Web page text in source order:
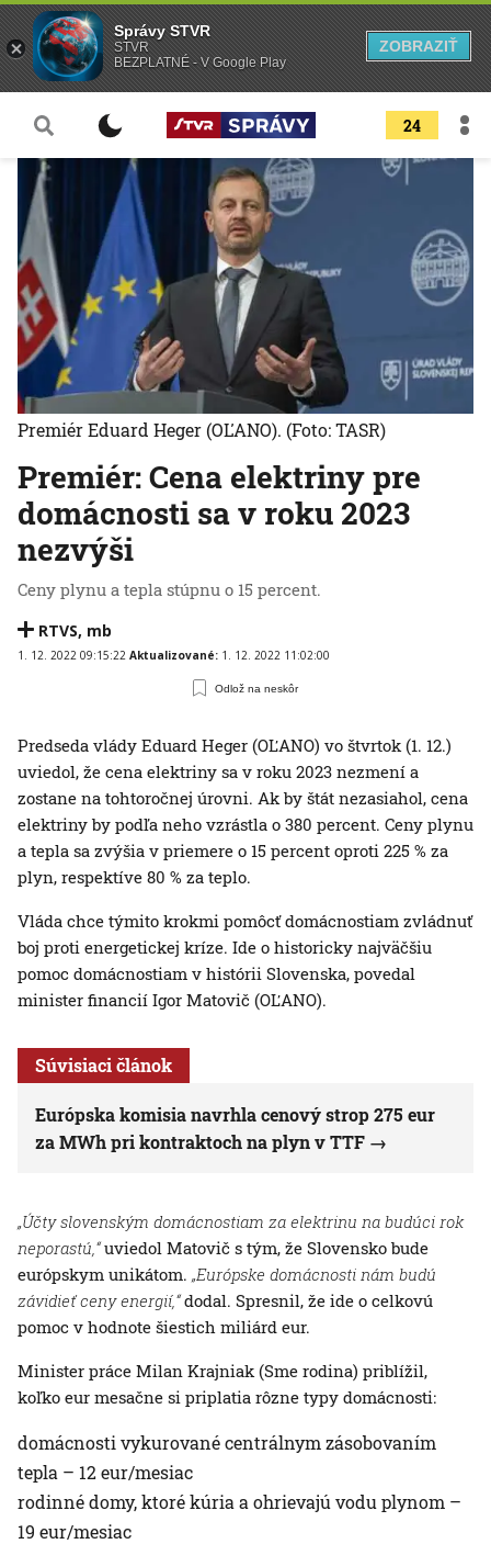
24
Premiér: Cena elektriny pre
domácnosti sa v roku 2023
nezvýši
Ceny plynu a tepla stúpnu o 15 percent.
RTVS, mb
1. 12. 2022 09:15:22 Aktualizované: 1. 12. 2022 11:02:00
Odlož na neskôr
Premiér Eduard Heger (OĽANO). (Foto: TASR)
Predseda vlády Eduard Heger (OĽANO) vo štvrtok (1. 12.)
uviedol, že cena elektriny sa v roku 2023 nezmení a
zostane na tohtoročnej úrovni. Ak by štát nezasiahol, cena
elektriny by podľa neho vzrástla o 380 percent. Ceny plynu
a tepla sa zvýšia v priemere o 15 percent oproti 225 % za
plyn, respektíve 80 % za teplo.
Vláda chce týmito krokmi pomôcť domácnostiam zvládnuť
boj proti energetickej kríze. Ide o historicky najväčšiu
pomoc domácnostiam v histórii Slovenska, povedal
minister financií Igor Matovič (OĽANO).
Súvisiaci článok
Európska komisia navrhla cenový strop 275 eur
za MWh pri kontraktoch na plyn v TTF
„Účty slovenským domácnostiam za elektrinu na budúci rok
neporastú,“uviedol Matovič s tým, že Slovensko bude
európskym unikátom. „Európske domácnosti nám budú
závidieť ceny energií,“dodal. Spresnil, že ide o celkovú
pomoc v hodnote šiestich miliárd eur.
Minister práce Milan Krajniak (Sme rodina) priblížil,
koľko eur mesačne si priplatia rôzne typy domácnosti:
domácnosti vykurované centrálnym zásobovaním
tepla – 12 eur/mesiac
rodinné domy, ktoré kúria a ohrievajú vodu plynom –
19 eur/mesiac
Správy STVR
STVR
BEZPLATNÉ - V Google Play
ZOBRAZIŤ